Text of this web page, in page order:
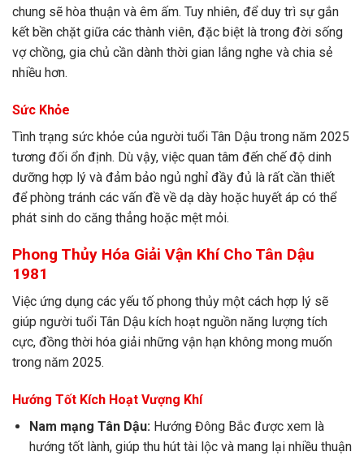
chung sẽ hòa thuận và êm ấm. Tuy nhiên, để duy trì sự gắn
kết bền chặt giữa các thành viên, đặc biệt là trong đời sống
vợ chồng, gia chủ cần dành thời gian lắng nghe và chia sẻ
nhiều hơn.
Sức Khỏe
Tình trạng sức khỏe của người tuổi Tân Dậu trong năm 2025
tương đối ổn định. Dù vậy, việc quan tâm đến chế độ dinh
dưỡng hợp lý và đảm bảo ngủ nghỉ đầy đủ là rất cần thiết
để phòng tránh các vấn đề về dạ dày hoặc huyết áp có thể
phát sinh do căng thẳng hoặc mệt mỏi.
Phong Thủy Hóa Giải Vận Khí Cho Tân Dậu
1981
Việc ứng dụng các yếu tố phong thủy một cách hợp lý sẽ
giúp người tuổi Tân Dậu kích hoạt nguồn năng lượng tích
cực, đồng thời hóa giải những vận hạn không mong muốn
trong năm 2025.
Hướng Tốt Kích Hoạt Vượng Khí
Nam mạng Tân Dậu:Hướng Đông Bắc được xem là
hướng tốt lành, giúp thu hút tài lộc và mang lại nhiều thuận